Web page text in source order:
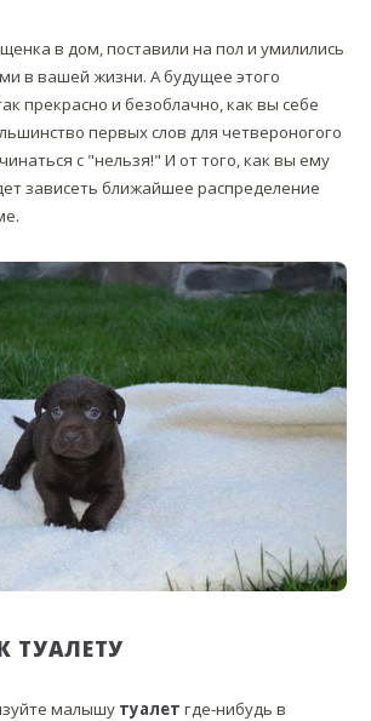
в дом, поставили на пол и умилились
в вашей жизни. А будущее этого
прекрасно и безоблачно, как вы себе
первых слов для четвероногого
с "нельзя!" И от того, как вы ему
зависеть ближайшее распределение
ТУАЛЕТУ
малышу туалет где-нибудь в